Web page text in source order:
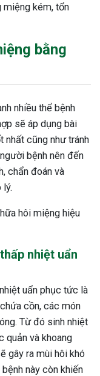
miệng kém, tổn
bằng
nhiều thể bệnh
sẽ áp dụng bài
nhất cũng như tránh
bệnh nên đến
chẩn đoán và
lý.
hôi miệng hiệu
nhiệt uẩn
uẩn phục tức là
cồn, các món
Từ đó sinh nhiệt
quản và khoang
gây ra mùi hôi khó
này còn khiến